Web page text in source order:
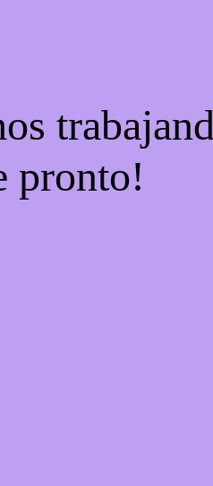
pronto!